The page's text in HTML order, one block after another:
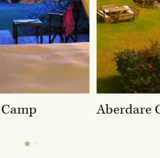
Aberdare